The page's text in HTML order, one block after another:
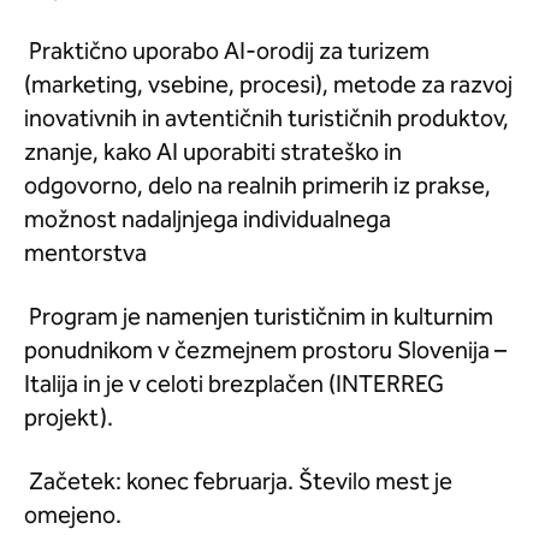
Praktično uporabo AI-orodij za turizem
(marketing, vsebine, procesi), metode za razvoj
inovativnih in avtentičnih turističnih produktov,
znanje, kako AI uporabiti strateško in
odgovorno, delo na realnih primerih iz prakse,
možnost nadaljnjega individualnega
mentorstva
Program je namenjen turističnim in kulturnim
ponudnikom v čezmejnem prostoru Slovenija –
Italija in je v celoti brezplačen (INTERREG
projekt).
Začetek: konec februarja. Število mest je
omejeno.